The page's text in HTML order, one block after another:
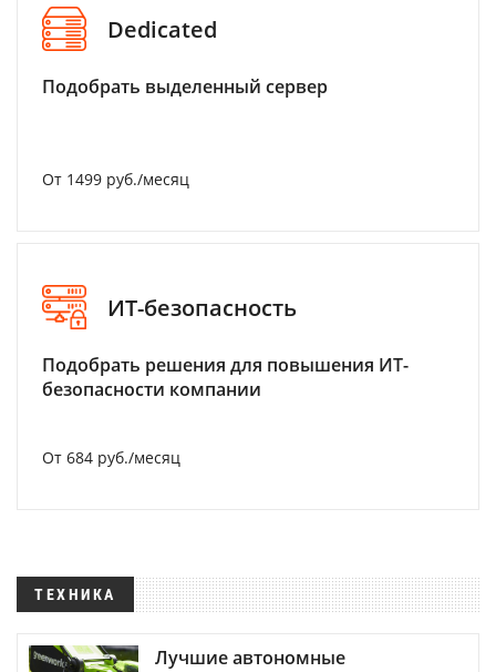
Dedicated
Подобрать выделенный сервер
От 1499 руб./месяц
ИТ-безопасность
Подобрать решения для повышения ИТ-
безопасности компании
От 684 руб./месяц
ТЕХНИКА
Лучшие автономные